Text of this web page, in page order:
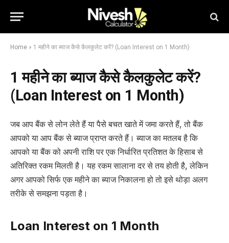
Home » 1 महीने का ब्याज कैसे कैलकुलेट करें? (Loan Interest on 1 Month)
1 महीने का ब्याज कैसे कैलकुलेट करें?
(Loan Interest on 1 Month)
जब आप बैंक से लोन लेते हैं या पैसे बचत खाते में जमा करते हैं, तो बैंक
आपको या आप बैंक से ब्याज प्राप्त करते हैं। ब्याज का मतलब है कि
आपको या बैंक को अपनी राशि पर एक निर्धारित प्रतिशत के हिसाब से
अतिरिक्त रकम मिलती है। यह रकम सालाना दर से तय होती है, लेकिन
अगर आपको सिर्फ एक महीने का ब्याज निकालना हो तो इसे थोड़ा अलग
तरीके से समझना पड़ता है।
Loan Interest on 1 Month